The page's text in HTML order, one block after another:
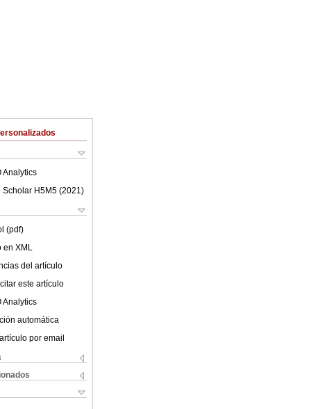
Analytics
Scholar H5M5 (2021 )
(pdf)
en XML
del artículo
este artículo
Analytics
automática
por email